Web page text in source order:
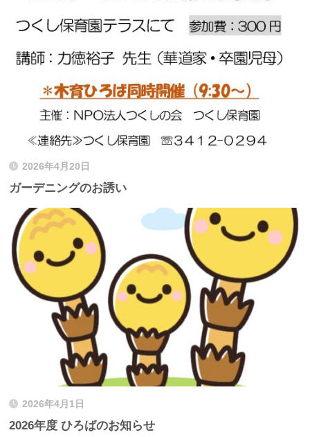
2026年4月20日
ガーデニングのお誘い
2026年4月1日
2026年度 ひろばのお知らせ